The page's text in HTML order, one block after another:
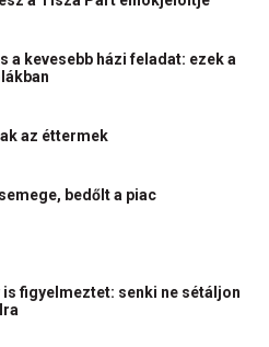
a kevesebb házi feladat: ezek a
az éttermek
bedőlt a piac
figyelmeztet: senki ne sétáljon